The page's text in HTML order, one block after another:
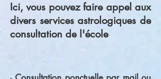
Ici, vous pouvez faire appel aux
divers services astrologiques de
consultation de l'école